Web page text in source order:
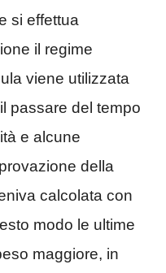
si effettua
il regime
viene utilizzata
passare del tempo
e alcune
della
calcolata con
modo le ultime
maggiore, in